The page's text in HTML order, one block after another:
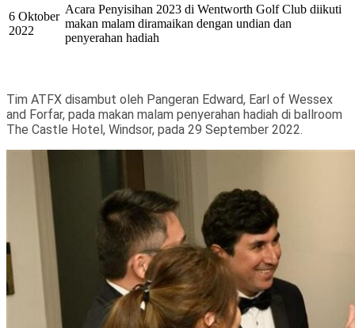
6 Oktober
2022
Acara Penyisihan 2023 di Wentworth Golf Club diikuti
makan malam diramaikan dengan undian dan
penyerahan hadiah
Tim ATFX disambut oleh Pangeran Edward, Earl of Wessex
and Forfar, pada makan malam penyerahan hadiah di ballroom
The Castle Hotel, Windsor, pada 29 September 2022.